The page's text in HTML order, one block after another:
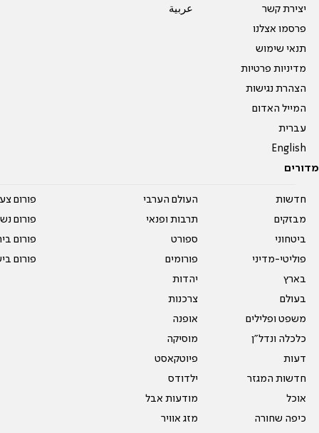
יצירת קשר
פרסמו אצלנו
תנאי שימוש
מדיניות פרטיות
הצהרת נגישות
המייל האדום
עברית
English
عربية
מדורים
חדשות
מבזקים
ביטחוני
פוליטי-מדיני
בארץ
בעולם
משפט ופלילים
כלכלה ונדל"ן
דעות
חדשות המגזר
אוכל
כיפה שחורה
העולם הערבי
תרבות ופנאי
ספורט
פורומים
יהדות
צרכנות
אופנה
מוסיקה
פיוטקאסט
ילדודס
מודעות אבל
מזג אוויר
פורום
פורום
פורום
פורום